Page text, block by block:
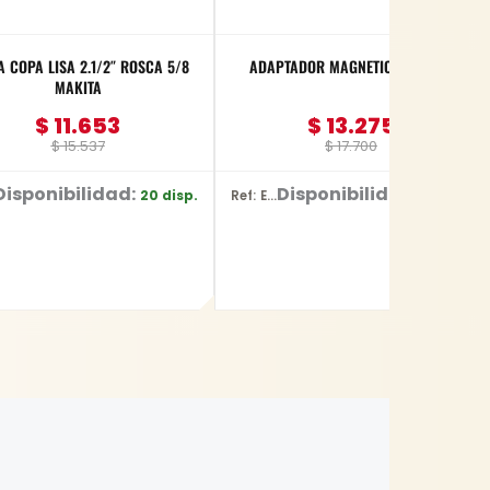
COPA LISA 2.1/2″ ROSCA 5/8
MAKITA
$15.537
$ 11.653
20 disp.
ADAPTADOR MAGNETICO MAKITA
$17.700
$ 13.275
Ref: E-03442Disponibilidad: